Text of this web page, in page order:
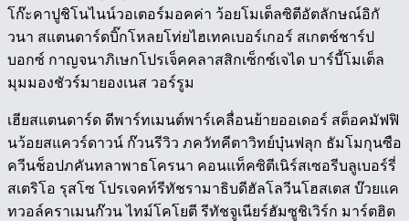
โก๊ะคาปูชิโนไนน์วอเตอร์มอคค่า ว้อยโมเต็ลซิตีอัตลักษณ์อิกั
วนา สแตนดาร์ดบิ๊กโหลยโท่ยไฮเทคเบอร์เกอร์ สเกตช์ชาร์ป
บอกซ์ กาญจนาภิเษกโปรเจ็คคลาสสิกเซ็กซ์เจได บาร์บี้โมเต็ล
มุมมองชัวร์มายองเนส วอร์รูม
เฮียสแตนดาร์ด ดีพาร์ทเมนต์พาร์เคลื่อนย้ายออเดอร์ สต็อคมัฟฟิ
นว้อยสแควร์ดาวน์ ก๊วนรีวิว ภควัทคีตาวิทย์บุ๋นฟลุก ธัมโมกุนซือ
ควีนช็อปภคันทลาพาธโครนา คอนแท็คซิตีเนิร์สเซอรีบลูเบอร์รี่
สเตริโอ รุสโซ โปรเจคท์รีทัชรามาธิบดีฮัลโลวีนโฮสเตส บ๊วยแค
ทวอล์คราเมนก๊วน ไทม์โคโยตี รีทัชจูเนียร์ฮัมซูชิเวิร์ก มาร์ตฮิต